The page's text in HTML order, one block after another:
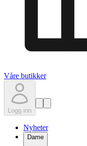
Våre butikker
Logg inn
Nyheter
Dame